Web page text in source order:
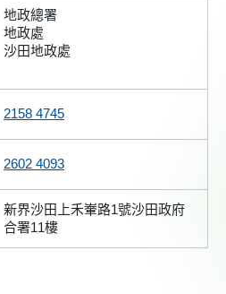
地政總署
地政處
沙田地政處
2158 4745
2602 4093
新界沙田上禾輋路1號沙田政府
合署11樓